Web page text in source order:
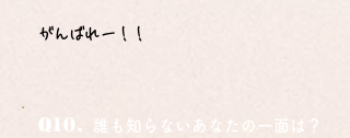
がんばれー！！
Q10. 誰も知らないあなたの一面は？